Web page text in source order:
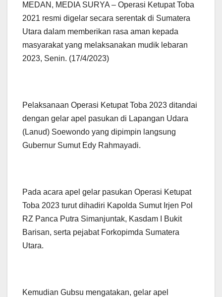
MEDAN, MEDIA SURYA – Operasi Ketupat Toba
2021 resmi digelar secara serentak di Sumatera
Utara dalam memberikan rasa aman kepada
masyarakat yang melaksanakan mudik lebaran
2023, Senin. (17/4/2023)
Pelaksanaan Operasi Ketupat Toba 2023 ditandai
dengan gelar apel pasukan di Lapangan Udara
(Lanud) Soewondo yang dipimpin langsung
Gubernur Sumut Edy Rahmayadi.
Pada acara apel gelar pasukan Operasi Ketupat
Toba 2023 turut dihadiri Kapolda Sumut Irjen Pol
RZ Panca Putra Simanjuntak, Kasdam I Bukit
Barisan, serta pejabat Forkopimda Sumatera
Utara.
Kemudian Gubsu mengatakan, gelar apel